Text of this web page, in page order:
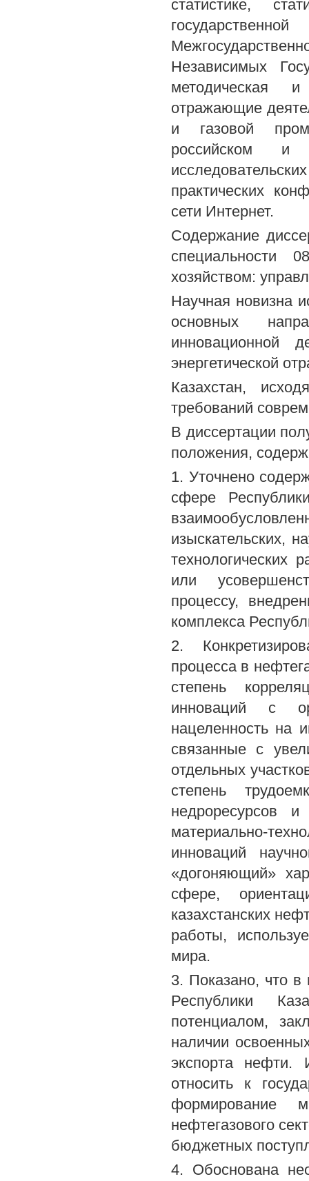
статистике,
Независимых
методическая и
отражающие
и газовой
российском и
практических
сети Интернет.
Содержание
специальности
хозяйством:
Научная новизна
основных
инновационной
энергетической
Казахстан,
требований
В диссертации
положения,
1. Уточнено
сфере
изыскательских,
технологических
или
процессу,
комплекса
2.
процесса в
степень
инноваций с
нацеленность на
связанные с
отдельных
степень
недроресурсов
материально-
инноваций
«догоняющий»
сфере,
казахстанских
работы,
мира.
3. Показано, что в
Республики
потенциалом,
наличии
экспорта нефти.
относить к
формирование
нефтегазового
бюджетных
4. Обоснована